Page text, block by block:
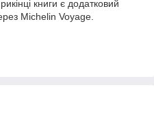
книги є додатковий
Michelin Voyage.